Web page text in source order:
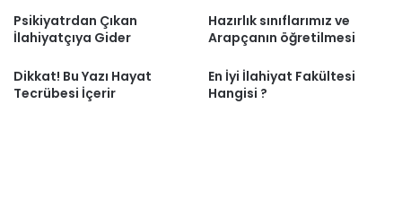
Psikiyatrdan Çıkan
İlahiyatçıya Gider
Hazırlık sınıflarımız ve
Arapçanın öğretilmesi
Dikkat! Bu Yazı Hayat
Tecrübesi İçerir
En İyi İlahiyat Fakültesi
Hangisi ?